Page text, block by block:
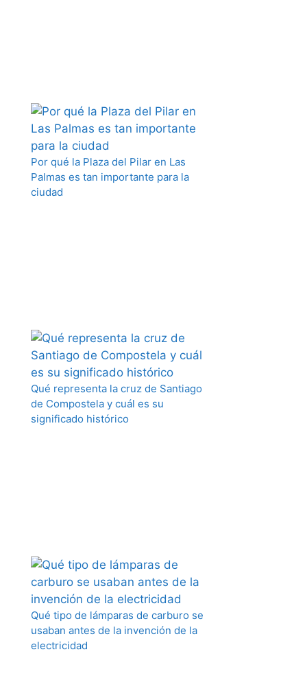
Por qué la Plaza del Pilar en Las
Palmas es tan importante para la
ciudad
Qué representa la cruz de Santiago
de Compostela y cuál es su
significado histórico
Qué tipo de lámparas de carburo se
usaban antes de la invención de la
electricidad